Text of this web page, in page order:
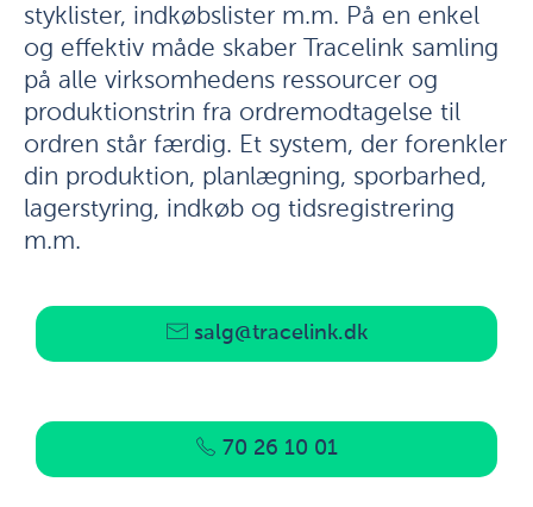
styklister, indkøbslister m.m. På en enkel
og effektiv måde skaber Tracelink samling
på alle virksomhedens ressourcer og
produktionstrin fra ordremodtagelse til
ordren står færdig. Et system, der forenkler
din produktion, planlægning, sporbarhed,
lagerstyring, indkøb og tidsregistrering
m.m.
salg@tracelink.dk
70 26 10 01